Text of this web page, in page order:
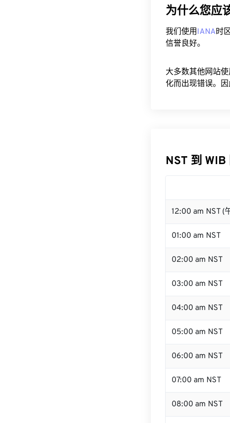
为什么您应
我们使用IANA时
信誉良好。
大多数其他网站
化而出现错误。
NST 到 WIB
12:00 am NST (
01:00 am NST
02:00 am NST
03:00 am NST
04:00 am NST
05:00 am NST
06:00 am NST
07:00 am NST
08:00 am NST